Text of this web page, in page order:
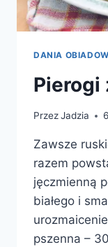
DANIA
Pierogi
PrzezJadzia
Zawsze
razem
jęczmienną
białego i
pszenna –